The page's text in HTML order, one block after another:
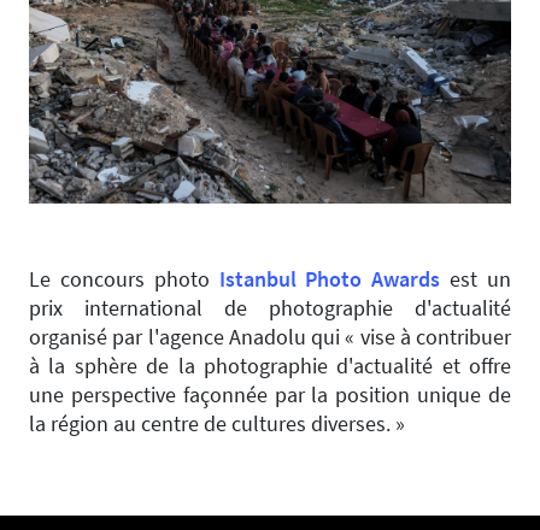
Le concours photo Istanbul Photo Awards est un
prix international de photographie d'actualité
organisé par l'agence Anadolu qui « vise à contribuer
à la sphère de la photographie d'actualité et offre
une perspective façonnée par la position unique de
la région au centre de cultures diverses. »